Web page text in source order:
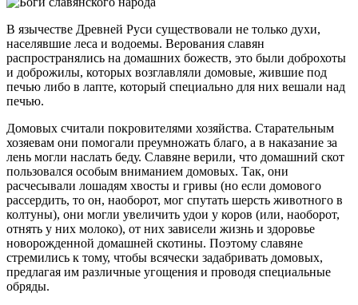
В язычестве Древней Руси существовали не только духи,
населявшие леса и водоемы. Верования славян
распространялись на домашних божеств, это были доброхоты
и доброжилы, которых возглавляли домовые, жившие под
печью либо в лапте, который специально для них вешали над
печью.
Домовых считали покровителями хозяйства. Старательным
хозяевам они помогали преумножать благо, а в наказание за
лень могли наслать беду. Славяне верили, что домашний скот
пользовался особым вниманием домовых. Так, они
расчесывали лошадям хвосты и гривы (но если домового
рассердить, то он, наоборот, мог спутать шерсть животного в
колтуны), они могли увеличить удои у коров (или, наоборот,
отнять у них молоко), от них зависели жизнь и здоровье
новорожденной домашней скотины. Поэтому славяне
стремились к тому, чтобы всячески задабривать домовых,
предлагая им различные угощения и проводя специальные
обряды.